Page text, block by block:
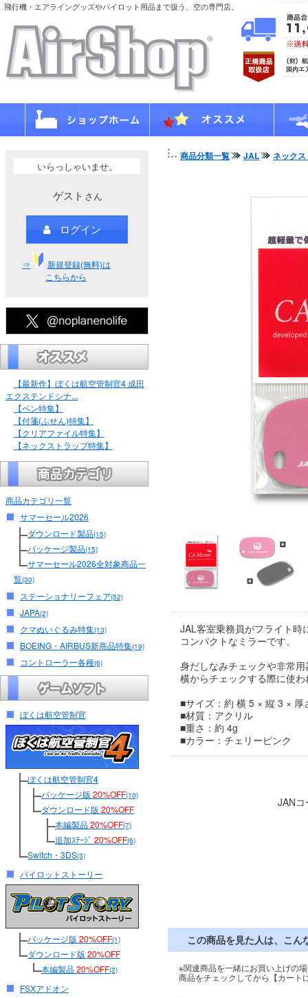
飛行機・エアライングッズやパイロット用品まで扱う、空の専門店。
いらっしゃいませ。
ゲスト さん
ログイン
⇒
新規登録(無料)は
こちらから
【最新作】ぼくは航空管制官4 成田
エクステンドシナ...
【ペン特集】
【付箋(ふせん)特集】
【クリアファイル特集】
【ネックストラップ特集】
商品カテゴリ一覧
サマーセール2026
ダウンロード製品(15)
パッケージ製品(15)
サマーセール2026全対象商品一
覧(30)
ステーショナリーフェア(52)
JAPA(2)
クマぬいぐるみ特集(13)
BOEING・AIRBUS新商品特集(19)
コントローラー各種(6)
ぼくは航空管制官
ぼくは航空管制官4
パッケージ版 20%OFF(10)
ダウンロード版 20%OFF
本編製品20%OFF(7)
追加ｽﾃｰｼﾞ 20%OFF(6)
Switch・3DS(3)
パイロットストーリー
パッケージ版 20%OFF(1)
ダウンロード版 20%OFF
本編製品20%OFF(2)
FSXアドオン
商品分類一覧 JAL ネック
JAL客室乗務員がフライト時
コンパクトなミラーです。
身だしなみチェックや非常
横からチェックする際に使
■サイズ：約 横 5 × 縦 3 × 厚
■材質：アクリル
■重さ：約 4g
■カラー：チェリーピンク
JAN
この商品を見た人は、こん
※関連商品を一緒にお買い上げの
商品をチェックしてから【カート